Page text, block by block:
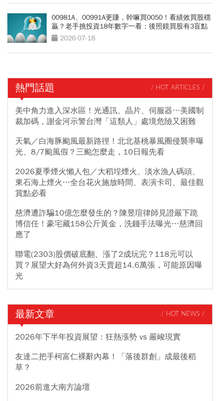
00981A、00991A更賺，幹嘛買0050！看績效買股穩
贏？老手挑投資18年數字一看：後照鏡買股有3盲點
2026-07-16
熱門話題 / HOT ARTICLES /
美中角力進入深水區！光通訊、晶片、伺服器…美國制
裁加碼，謝金河示警台灣「這類人」處境危險又困難
天氣／白海豚颱風最新路徑！北北基桃暴風圈侵襲率曝
光、8/7颱風假？三颱怎麼走，10日報先看
2026夏季煙火懶人包／大稻埕煙火、淡水漁人碼頭、
東石海上煙火…全台花火施放時間、表演卡司、最佳觀
賞點必看
慈濟遭詐騙10億怎麼發生的？陳昱瑄律師見證嚴下跪
博信任！豪宅藏158公斤黃金，洗錢手法曝光…慈濟回
應了
聯電(2303)股價破底翻、漲了2成玩完？118元可以
買？展望大好為何外資3天賣超14.6萬張，可能原因曝
光
最新文章 / HOT NEWS /
2026年下半年投資展望：狂熱漲勢 vs 嚴峻現實
友達二把手柯富仁裸辭內幕！「落後群創」成最後稻
草？
2026前進大南方論壇